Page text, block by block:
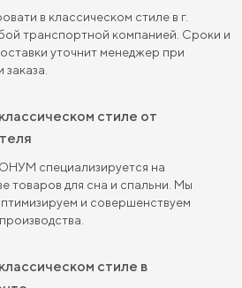
Кровати шириной 160 см
Кровати шириной 200 см
маленькой комнаты)
Кровати 80х190 см
в классическом стиле в г.
транспортной компанией. Сроки и
уточнит менеджер при
специализируется на
товаров для сна и спальни. Мы
и совершенствуем